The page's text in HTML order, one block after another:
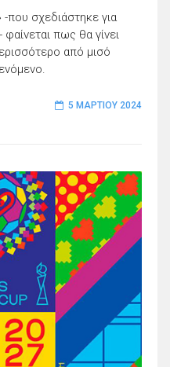
σχεδιάστηκε για
πως θα γίνει
από μισό
5 ΜΑΡΤΊΟΥ 2024